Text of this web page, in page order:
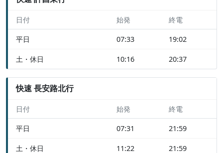
日付 始発 終電
平日 07:33 19:02
土・休日 10:16 20:37
快速 長安路北行
日付 始発 終電
平日 07:31 21:59
土・休日 11:22 21:59